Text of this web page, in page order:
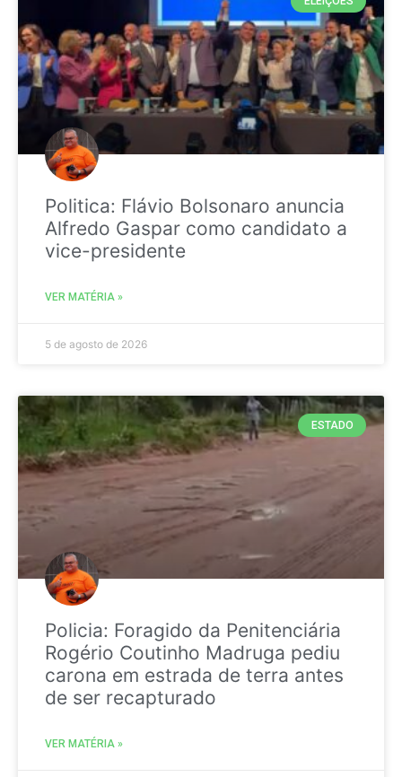
Politica: Flávio Bolsonaro anuncia
Alfredo Gaspar como candidato a
vice-presidente
VER MATÉRIA »
5 de agosto de 2026
ESTADO
Policia: Foragido da Penitenciária
Rogério Coutinho Madruga pediu
carona em estrada de terra antes
de ser recapturado
VER MATÉRIA »